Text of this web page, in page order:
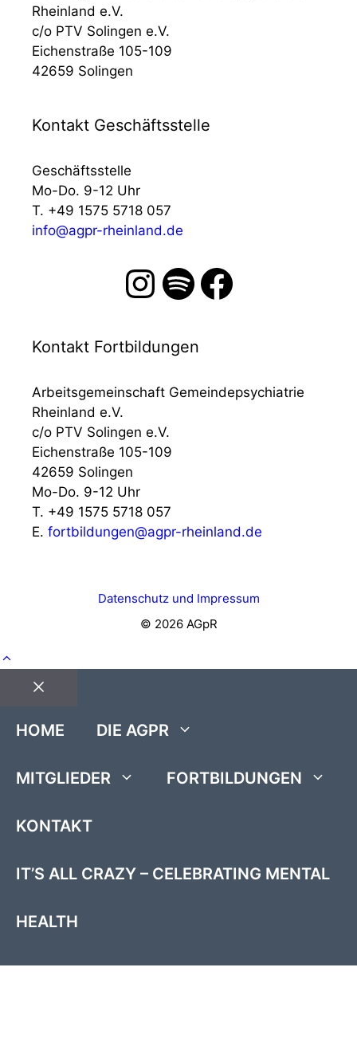
Rheinland e.V.
c/o PTV Solingen e.V.
Eichenstraße 105-109
42659 Solingen
Kontakt Geschäftsstelle
Geschäftsstelle
Mo-Do. 9-12 Uhr
T. +49 1575 5718 057
info@agpr-rheinland.de
InstagramSpotify Facebook
Kontakt Fortbildungen
Arbeitsgemeinschaft Gemeindepsychiatrie
Rheinland e.V.
c/o PTV Solingen e.V.
Eichenstraße 105-109
42659 Solingen
Mo-Do. 9-12 Uhr
T. +49 1575 5718 057
E. fortbildungen@agpr-rheinland.de
Datenschutz und Impressum
© 2026 AGpR
HOME DIE AGPR
MITGLIEDER FORTBILDUNGEN
KONTAKT
IT’S ALL CRAZY – CELEBRATING MENTAL
HEALTH